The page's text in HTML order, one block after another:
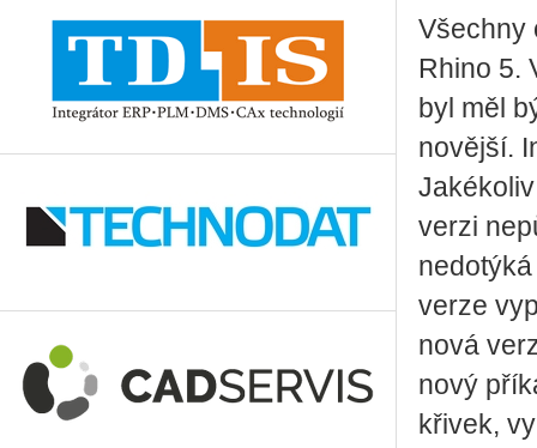
Všechny
Rhino 5.
byl měl
novější.
verzi
verze
nová
nový
křivek,